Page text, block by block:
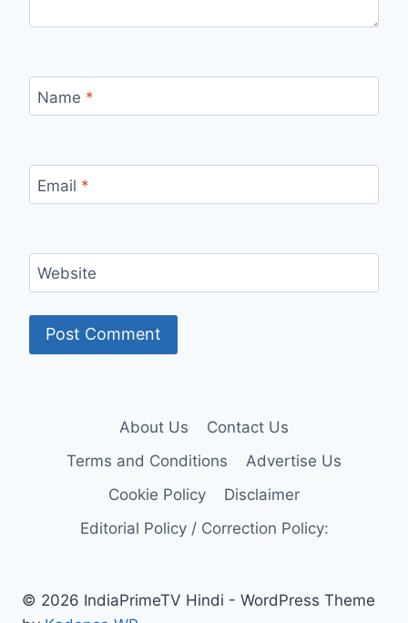
Name *
Email *
Website
About Us
Contact Us
Terms and Conditions
Advertise Us
Cookie Policy
Disclaimer
Editorial Policy / Correction Policy:
© 2026 IndiaPrimeTV Hindi - WordPress Theme